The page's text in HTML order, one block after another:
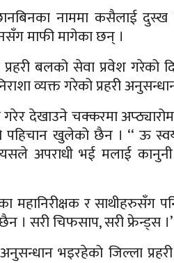
नाममा कसैलाई
माफी मागेका छन् ।
बलको सेवा प्रवेश गरेको
व्यक्त गरेको प्रहरी
गरेर देखाउने चक्करमा
खुलेको छैन । ‘‘ ऊ
अपराधी भई मलाई
महानिरीक्षक र
। सरी चिफसाप, सरी फ्रेन्ड्स ।’
भइरहेको जिल्ला